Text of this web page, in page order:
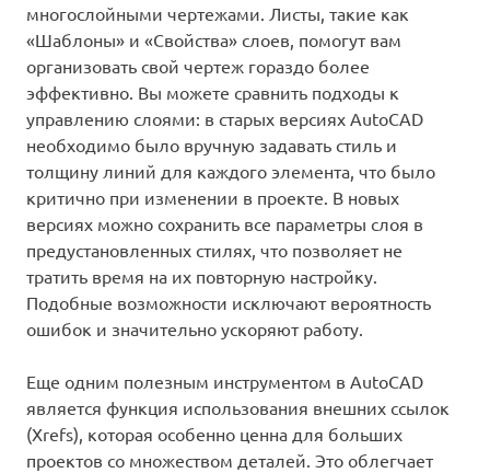
многослойными чертежами. Листы, такие как
«Шаблоны» и «Свойства» слоев, помогут вам
организовать свой чертеж гораздо более
эффективно. Вы можете сравнить подходы к
управлению слоями: в старых версиях AutoCAD
необходимо было вручную задавать стиль и
толщину линий для каждого элемента, что было
критично при изменении в проекте. В новых
версиях можно сохранить все параметры слоя в
предустановленных стилях, что позволяет не
тратить время на их повторную настройку.
Подобные возможности исключают вероятность
ошибок и значительно ускоряют работу.
Еще одним полезным инструментом в AutoCAD
является функция использования внешних ссылок
(Xrefs), которая особенно ценна для больших
проектов со множеством деталей. Это облегчает